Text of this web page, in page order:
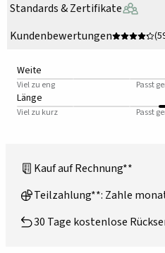
Standards & Zertifikate
Kundenbewertungen
Weite
Viel zu eng Passt
Länge
Viel zu kurz Passt
Kauf auf Rechnung**
Teilzahlung**: Zahle
30 Tage kostenlose